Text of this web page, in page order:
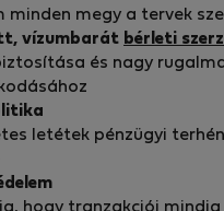
minden megy a tervek
vízumbarát bérleti
és nagy
letétek pénzügyi
hogy tranzakciói mindig